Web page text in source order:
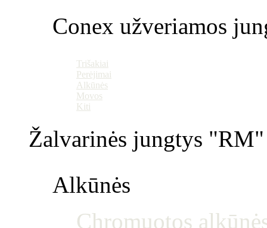
Conex užveriamos
Trišakiai
Perėjimai
Alkūnės
Movos
Kiti
Žalvarinės jungtys
Alkūnės
Chromuotos